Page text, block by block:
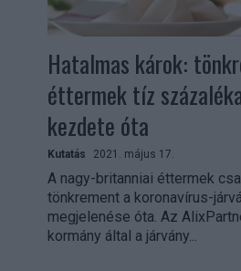
Hatalmas károk:
éttermek tíz
kezdete óta
Kutatás 2021. május 17.
A nagy-britanniai éttermek
tönkrement a koronavírus-
megjelenése óta. Az
kormány által a járvány...